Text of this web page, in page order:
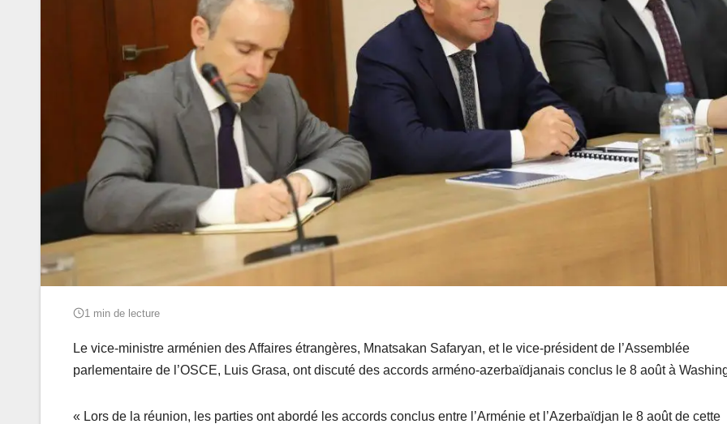
1 min de lecture
Le vice-ministre arménien des Affaires étrangères, Mnatsakan Safaryan, et le vice-président de l’Assemblée
parlementaire de l’OSCE, Luis Grasa, ont discuté des accords arméno-azerbaïdjanais conclus le 8 août à
« Lors de la réunion, les parties ont abordé les accords conclus entre l’Arménie et l’Azerbaïdjan le 8 août de cette